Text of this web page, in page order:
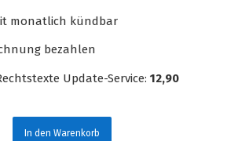
monatlich kündbar
bezahlen
Update-Service: 12,90
In den Warenkorb